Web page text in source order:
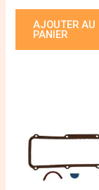
AJOUTER AU
PANIER